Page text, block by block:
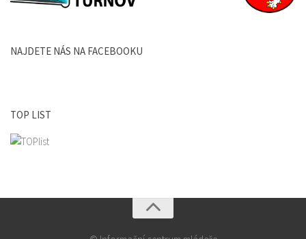
NAJDETE NÁS NA FACEBOOKU
TOP LIST